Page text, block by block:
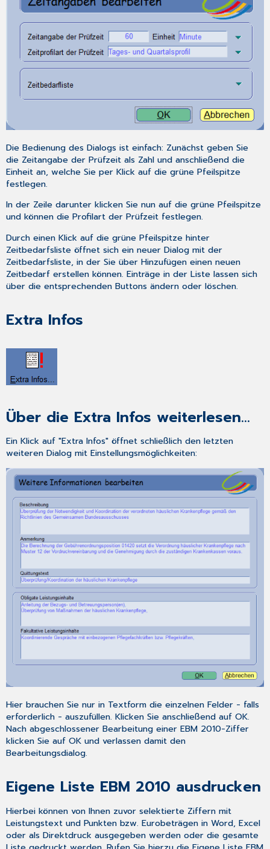
Die Bedienung des Dialogs ist einfach: Zunächst geben Sie
die Zeitangabe der Prüfzeit als Zahl und anschließend die
Einheit an, welche Sie per Klick auf die grüne Pfeilspitze
festlegen.
In der Zeile darunter klicken Sie nun auf die grüne Pfeilspitze
und können dieProfilart der Prüfzeit festlegen.
Durch einen Klick auf die grüne Pfeilspitze hinter
Zeitbedarfsliste öffnet sich ein neuer Dialog mit der
Zeitbedarfsliste, in der Sie überHinzufügen einen neuen
Zeitbedarf erstellen können. Einträge in der Liste lassen sich
über die entsprechenden Buttons ändern oder löschen.
Extra Infos
Über die Extra Infos weiterlesen...
Ein Klick auf "Extra Infos" öffnet schließlich den letzten
weiteren Dialog mit Einstellungsmöglichkeiten:
Hier brauchen Sie nur in Textform die einzelnen Felder - falls
erforderlich - auszufüllen. Klicken Sie anschließend aufOK.
Nach abgeschlossener Bearbeitung einer EBM 2010-Ziffer
klicken Sie aufOK und verlassen damit den
Bearbeitungsdialog.
Eigene Liste EBM 2010 ausdrucken
Hierbei können von Ihnen zuvor selektierte Ziffern mit
Leistungstext und Punkten bzw. Eurobeträgen inWord,Excel
oder alsDirektdruck ausgegeben werden oder die gesamte